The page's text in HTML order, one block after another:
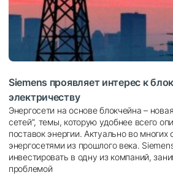
Siemens проявляет интерес к
электричеству
Энергосети на основе блокчейна –
сетей”, темы, которую удобнее всего
поставок энергии. Актуально во многих
энергосетями из прошлого века.
инвестировать в одну из компаний,
проблемой